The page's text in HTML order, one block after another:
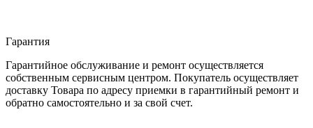
Гарантия
Гарантийное обслуживание и ремонт осуществляется
собственным сервисным центром. Покупатель осуществляет
доставку Товара по адресу приемки в гарантийный ремонт и
обратно самостоятельно и за свой счет.